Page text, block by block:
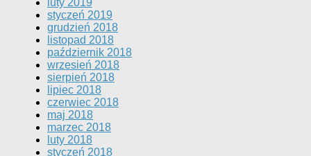
luty 2019
styczeń 2019
grudzień 2018
listopad 2018
październik 2018
wrzesień 2018
sierpień 2018
lipiec 2018
czerwiec 2018
maj 2018
marzec 2018
luty 2018
styczeń 2018